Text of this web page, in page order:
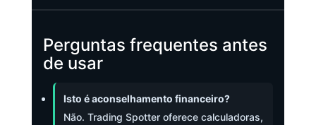
Perguntas frequentes antes
de usar
Isto é aconselhamento financeiro?
Não. Trading Spotter oferece calculadoras,